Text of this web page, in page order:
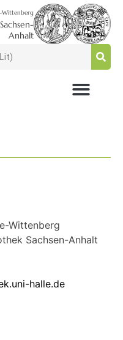
Wittenberg
Anhalt
Wittenberg
Sachsen-Anhalt
halle.de